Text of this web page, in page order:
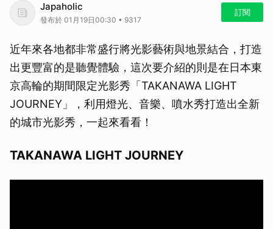
Japaholic
發布於 01月19日00:30 • 9317
訂閱
近年來各地都非常盛行將光影藝術與地景結合，打造
出更豐富的是聽覺體驗，這次要介紹的則是在日本東
京高輪的期間限定光影秀「TAKANAWA LIGHT
JOURNEY」，利用燈光、音樂、噴水秀打造出全新
的城市光影秀，一起來看看！
TAKANAWA LIGHT JOURNEY